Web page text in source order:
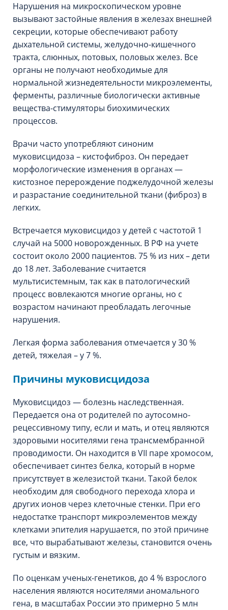
Нарушения на микроскопическом уровне
вызывают застойные явления в железах внешней
секреции, которые обеспечивают работу
дыхательной системы, желудочно-кишечного
тракта, слюнных, потовых, половых желез. Все
органы не получают необходимые для
нормальной жизнедеятельности микроэлементы,
ферменты, различные биологически активные
вещества-стимуляторы биохимических
процессов.
Врачи часто употребляют синоним
муковисцидоза – кистофиброз. Он передает
морфологические изменения в органах —
кистозное перерождение поджелудочной железы
и разрастание соединительной ткани (фиброз) в
легких.
Встречается муковисцидоз у детей с частотой 1
случай на 5000 новорожденных. В РФ на учете
состоит около 2000 пациентов. 75 % из них – дети
до 18 лет. Заболевание считается
мультисистемным, так как в патологический
процесс вовлекаются многие органы, но с
возрастом начинают преобладать легочные
нарушения.
Легкая форма заболевания отмечается у 30 %
детей, тяжелая – у 7 %.
Причины муковисцидоза
Муковисцидоз — болезнь наследственная.
Передается она от родителей по аутосомно-
рецессивному типу, если и мать, и отец являются
здоровыми носителями гена трансмембранной
проводимости. Он находится в VII паре хромосом,
обеспечивает синтез белка, который в норме
присутствует в железистой ткани. Такой белок
необходим для свободного перехода хлора и
других ионов через клеточные стенки. При его
недостатке транспорт микроэлементов между
клетками эпителия нарушается, по этой причине
все, что вырабатывают железы, становится очень
густым и вязким.
По оценкам ученых-генетиков, до 4 % взрослого
населения являются носителями аномального
гена, в масштабах России это примерно 5 млн